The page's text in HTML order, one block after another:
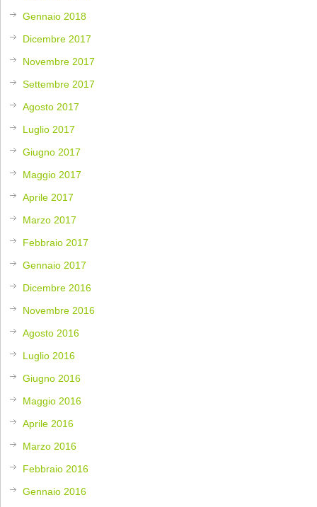
Gennaio 2018
Dicembre 2017
Novembre 2017
Settembre 2017
Agosto 2017
Luglio 2017
Giugno 2017
Maggio 2017
Aprile 2017
Marzo 2017
Febbraio 2017
Gennaio 2017
Dicembre 2016
Novembre 2016
Agosto 2016
Luglio 2016
Giugno 2016
Maggio 2016
Aprile 2016
Marzo 2016
Febbraio 2016
Gennaio 2016